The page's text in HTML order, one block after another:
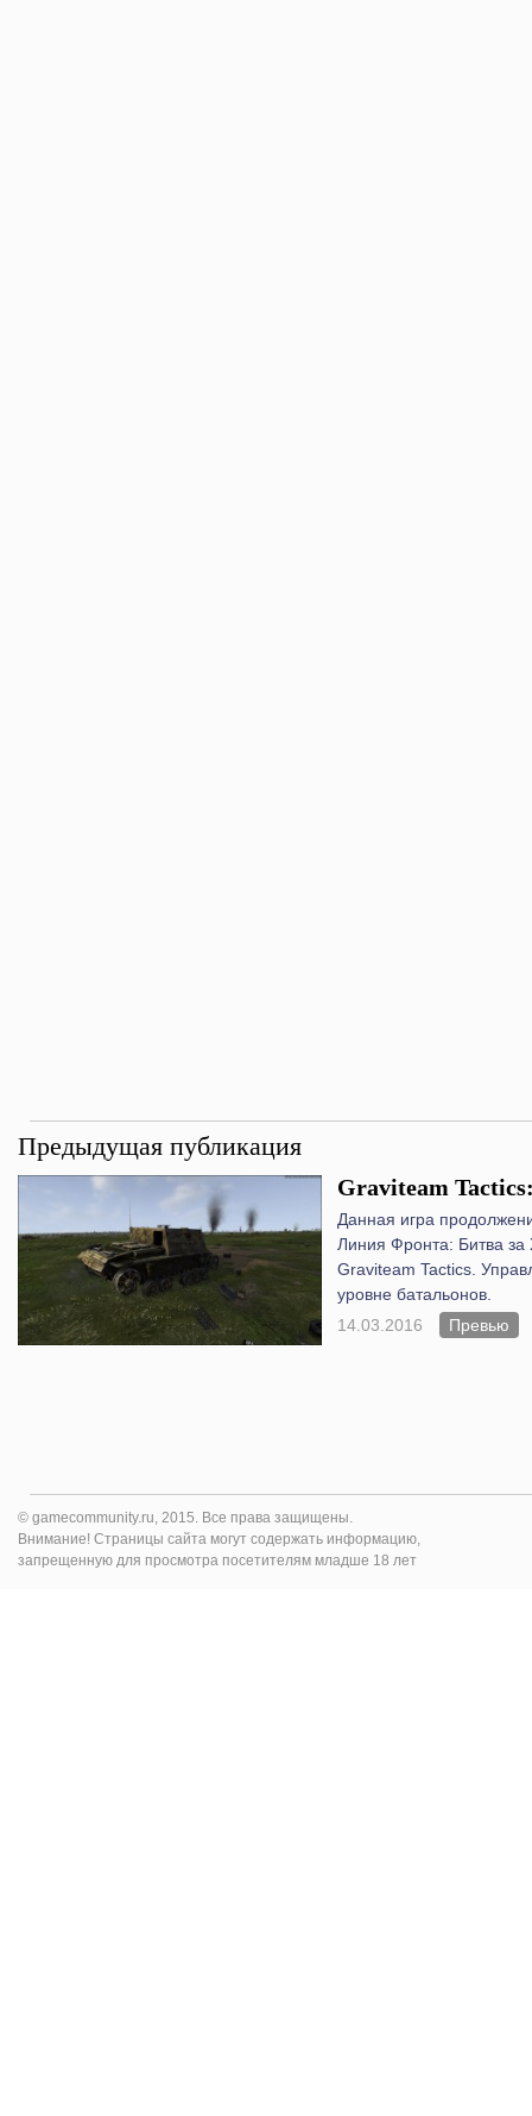
Предыдущая публикация
Graviteam
Данная игра
Линия Фронта: Битва за
Graviteam Tactics.
уровне батальонов.
14.03.2016
Превью
© gamecommunity.ru, 2015. Все права защищены.
Внимание! Страницы сайта могут содержать информацию,
запрещенную для просмотра посетителям младше 18 лет